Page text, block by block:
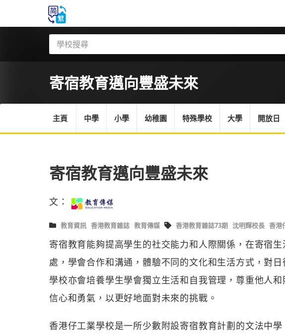
寄宿教育邁向豐盛未來
主頁 中學 小學 幼稚園 特殊學校 大學 開放日
寄宿教育邁向豐盛未來
文：
教育資訊 香港教育雜誌 教育傳媒 香港教育雜誌73期 沈明輝校長 香港
寄宿教育能夠提高學生的社交能力和人際關係，在寄宿
處，學會合作和溝通，體驗不同的文化和生活方式，對
學校亦會培養學生學會獨立生活和自我管理，尊重他人
信心和勇氣，以更好地面對未來的挑戰。
香港仔工業學校是一所少數附設寄宿教育計劃的文法中